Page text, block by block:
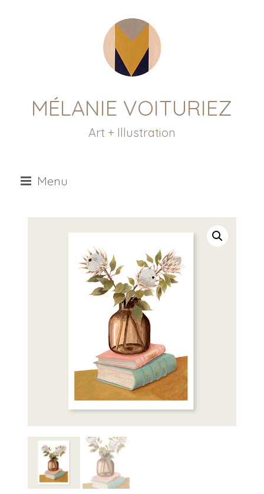
MÉLANIE VOITURIEZ
Art + Illustration
Menu